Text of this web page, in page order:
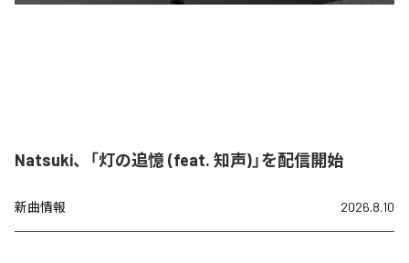
Natsuki、「灯の追憶 (feat. 知声)」を配信開始
新曲情報 2026.8.10